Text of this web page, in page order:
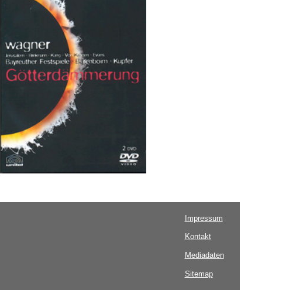
Impressum
Kontakt
Mediadaten
Sitemap